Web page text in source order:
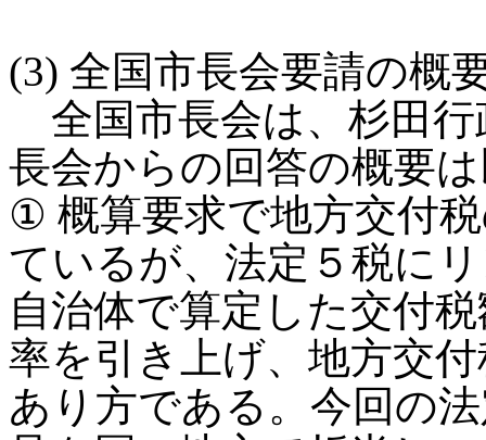
(3) 全国市長会要請の概
全国市長会は、杉田行
長会からの回答の概要
① 概算要求で地方交付
ているが、法定５税に
自治体で算定した交付
率を引き上げ、地方交
あり方である。今回の